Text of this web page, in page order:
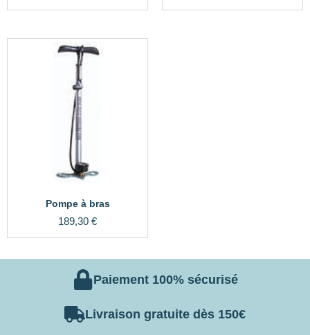
Pompe à bras
189,30 €
Paiement 100% sécurisé
Livraison gratuite dès 150€